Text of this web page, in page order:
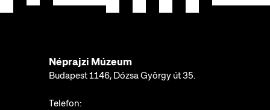
Néprajzi Múzeum
Budapest 1146, Dózsa György út 35.
Telefon: